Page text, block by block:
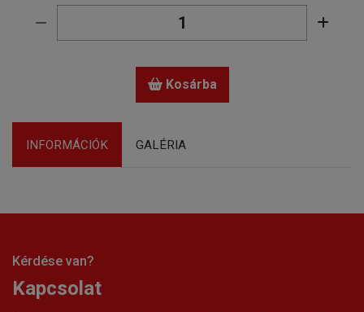
Kosárba
INFORMÁCIÓK GALÉRIA
Kérdése van?
Kapcsolat